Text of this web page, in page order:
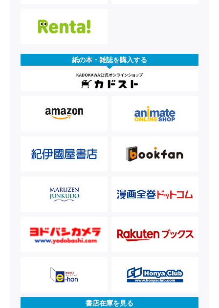
紙の本・雑誌を購入する
書店在庫を見る